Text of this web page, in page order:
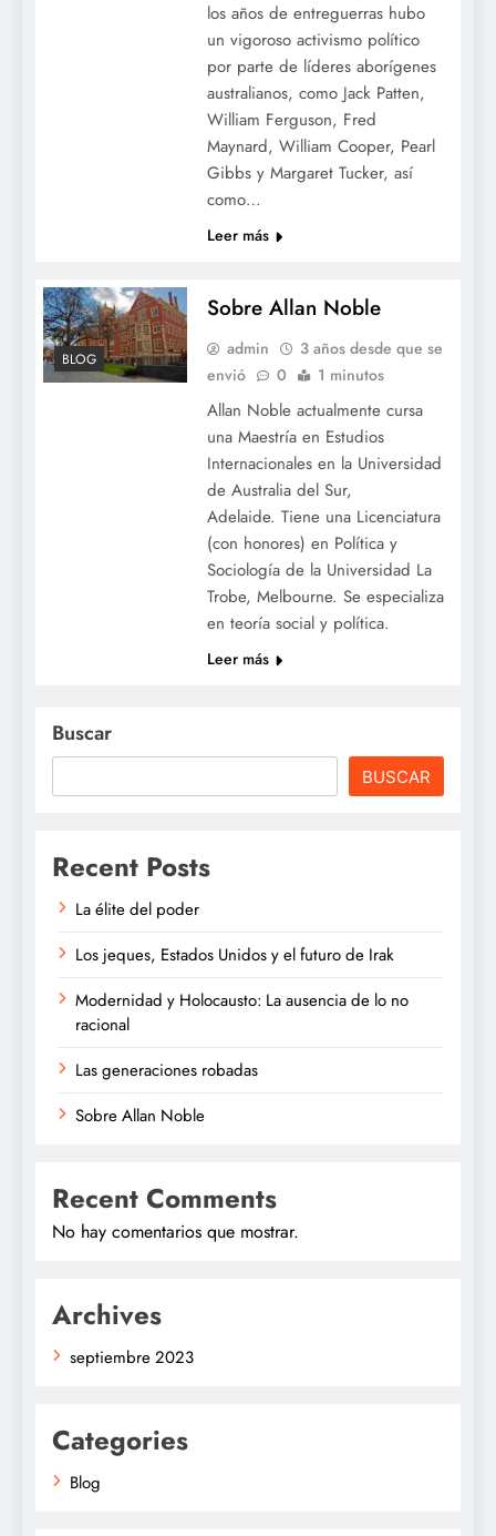
los años de entreguerras hubo
un vigoroso activismo político
por parte de líderes aborígenes
australianos, como Jack Patten,
William Ferguson, Fred
Maynard, William Cooper, Pearl
Gibbs y Margaret Tucker, así
como…
Leer más
BLOG
Sobre Allan Noble
admin
3 años desde que se
envió
0 1 minutos
Allan Noble actualmente cursa
una Maestría en Estudios
Internacionales en la Universidad
de Australia del Sur,
Adelaide. Tiene una Licenciatura
(con honores) en Política y
Sociología de la Universidad La
Trobe, Melbourne. Se especializa
en teoría social y política.
Leer más
Buscar
BUSCAR
Recent Posts
La élite del poder
Los jeques, Estados Unidos y el futuro de Irak
Modernidad y Holocausto: La ausencia de lo no
racional
Las generaciones robadas
Sobre Allan Noble
Recent Comments
No hay comentarios que mostrar.
Archives
septiembre 2023
Categories
Blog